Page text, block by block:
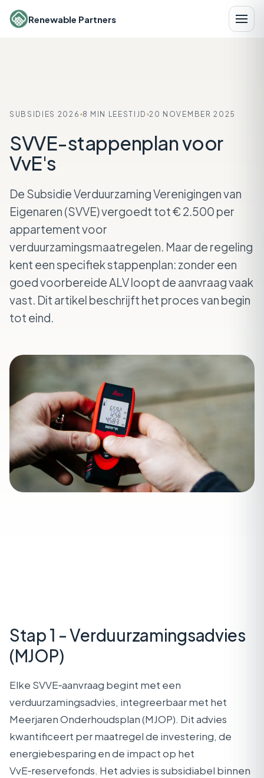
Renewable Partners
SUBSIDIES 2026 8 MIN LEESTIJD 20 NOVEMBER 2025
SVVE-stappenplan voor
VvE's
De Subsidie Verduurzaming Verenigingen van
Eigenaren (SVVE) vergoedt tot € 2.500 per
appartement voor
verduurzamingsmaatregelen. Maar de regeling
kent een specifiek stappenplan: zonder een
goed voorbereide ALV loopt de aanvraag vaak
vast. Dit artikel beschrijft het proces van begin
tot eind.
Stap 1 - Verduurzamingsadvies
(MJOP)
Elke SVVE‑aanvraag begint met een
verduurzamingsadvies, integreerbaar met het
Meerjaren Onderhoudsplan (MJOP). Dit advies
kwantificeert per maatregel de investering, de
energiebesparing en de impact op het
VvE‑reservefonds. Het advies is subsidiabel binnen